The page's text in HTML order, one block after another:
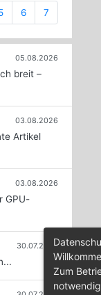
6 7
05.08.2026
breit –
03.08.2026
Artikel
03.08.2026
GPU-
30.07.2026
Zum